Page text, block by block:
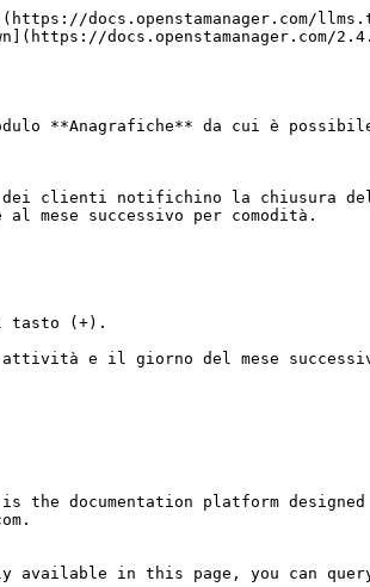
docs.openstamanager.com/
docs.openstamanager.com/
**Anagrafiche** da cui è
clienti notifichino la chiusura
successivo per comodità.
tasto (+).
e il giorno del mese
the documentation platform
in this page, you can query